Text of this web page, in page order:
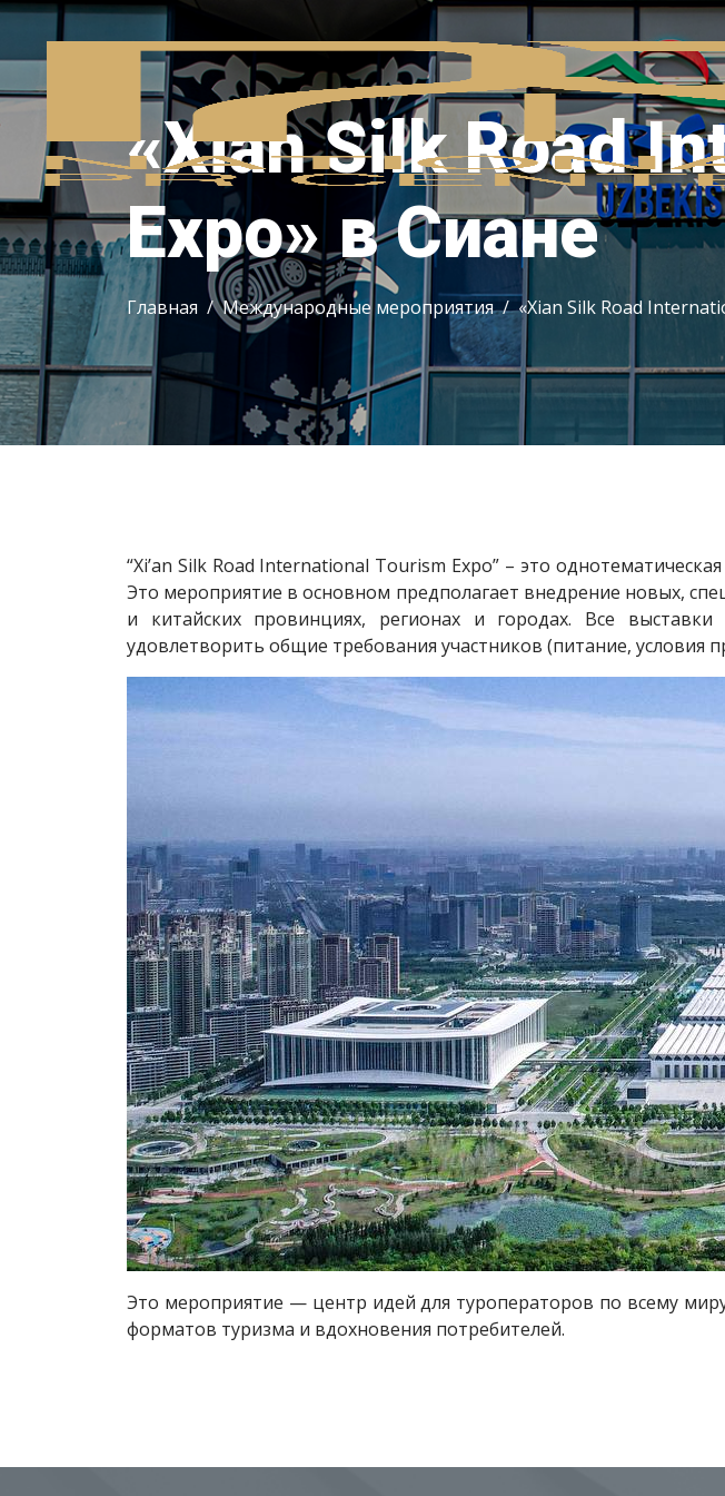
«Xian Silk Road
Expo» в Сиане
Главная Международные мероприятия «Xian Silk Road
“Xi’an Silk Road International Tourism Expo” – это
Это мероприятие в основном предполагает внедрение новых,
и китайских провинциях, регионах и городах. Все
удовлетворить общие требования участников (питание, условия
Это мероприятие — центр идей для туроператоров по всему
форматов туризма и вдохновения потребителей.